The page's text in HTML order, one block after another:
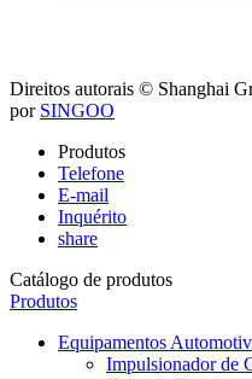
Direitos autorais © Shanghai
por SINGOO
Produtos
Telefone
E-mail
Inquérito
share
Catálogo de produtos
Produtos
Equipamentos
Impulsionador de